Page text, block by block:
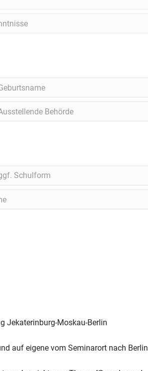
Schulform
Jekaterinburg-Moskau-Berlin
auf eigene vom Seminarort nach Berlin